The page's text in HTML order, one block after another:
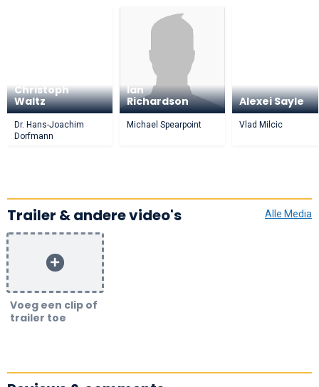
Christoph
Waltz
Dr. Hans-Joachim
Dorfmann
Ian
Richardson
Michael Spearpoint
Alexei Sayle
Vlad Milcic
Trailer & andere video's Alle Media
Voeg een clip of
trailer toe